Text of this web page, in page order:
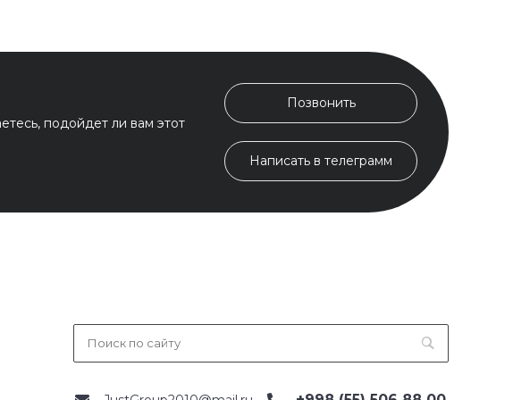
подойдет ли вам этот
Позвонить
Написать в телеграмм